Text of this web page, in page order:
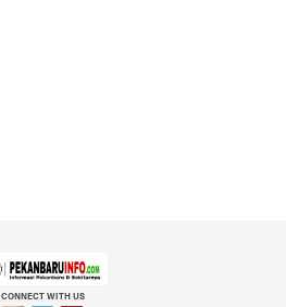
CONNECT WITH US